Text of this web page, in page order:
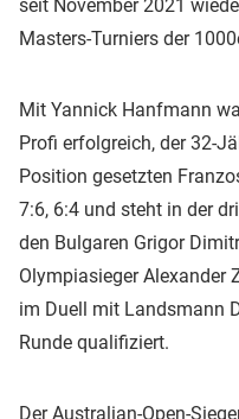
seit November 2021
Masters-Turniers der
Mit Yannick Hanfmann
Profi erfolgreich, der 32-
Position gesetzten
7:6, 6:4 und steht in der
den Bulgaren Grigor
Olympiasieger Alexander
im Duell mit Landsmann
Runde qualifiziert.
Der Australian-Open-